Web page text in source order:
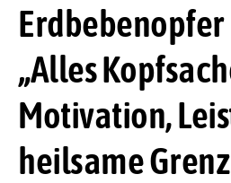
„Alles
Motivation,
heilsame